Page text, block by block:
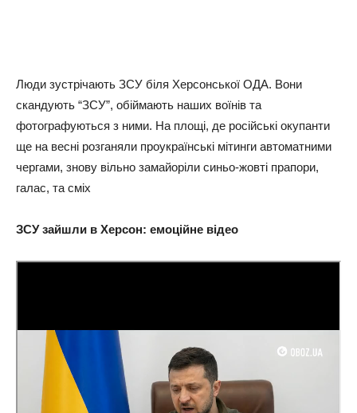
Люди зустрічають ЗСУ біля Херсонської ОДА. Вони
скандують “ЗСУ”, обіймають наших воїнів та
фотографуються з ними. На площі, де російські окупанти
ще на весні розганяли проукраїнські мітинги автоматними
чергами, знову вільно замайоріли синьо-жовті прапори,
галас, та сміх
ЗСУ зайшли в Херсон: емоційне відео